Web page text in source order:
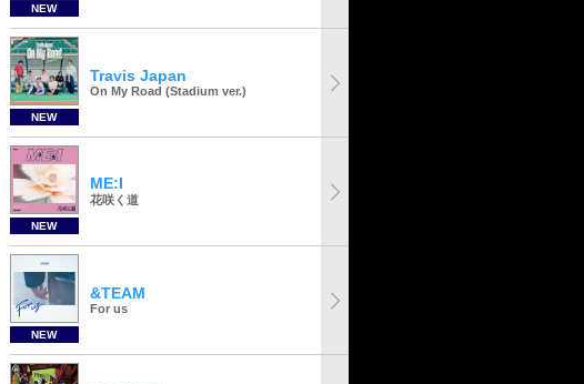
NEW
NEW
Travis Japan
On My Road (Stadium ver.)
NEW
ME:I
花咲く道
NEW
&TEAM
For us